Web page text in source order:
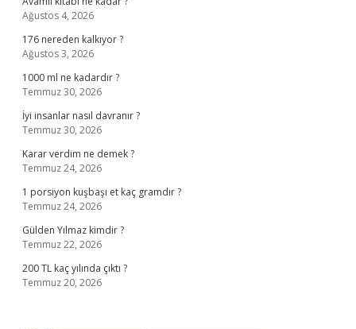
Ağustos 4, 2026
176 nereden kalkıyor ?
Ağustos 3, 2026
1000 ml ne kadardır ?
Temmuz 30, 2026
İyi insanlar nasıl davranır ?
Temmuz 30, 2026
Karar verdim ne demek ?
Temmuz 24, 2026
1 porsiyon kuşbaşı et kaç gramdır ?
Temmuz 24, 2026
Gülden Yılmaz kimdir ?
Temmuz 22, 2026
200 TL kaç yılında çıktı ?
Temmuz 20, 2026